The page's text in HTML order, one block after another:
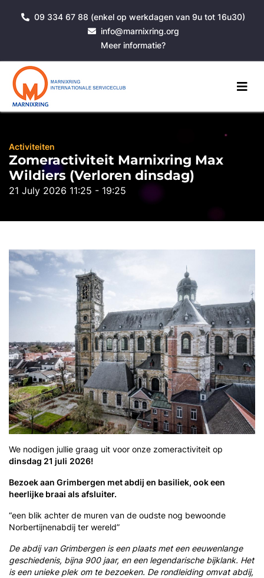
09 334 67 88 (enkel op werkdagen van 9u tot 16u30)
info@marnixring.org
Meer informatie?
Activiteiten
Zomeractiviteit Marnixring Max
Wildiers (Verloren dinsdag)
21 July 2026 11:25 - 19:25
We nodigen jullie graag uit voor onze zomeractiviteit op
dinsdag 21 juli 2026!
Bezoek aan Grimbergen met abdij en basiliek, ook een
heerlijke braai als afsluiter.
“een blik achter de muren van de oudste nog bewoonde
Norbertijnenabdij ter wereld”
De abdij van Grimbergen is een plaats met een eeuwenlange
geschiedenis, bijna 900 jaar, en een legendarische bijklank. Het
is een unieke plek om te bezoeken. De rondleiding omvat abdij,